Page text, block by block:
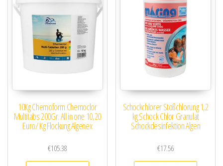
10Kg Chemoform Chemoclor
Multitabs 200Gr. All in one 10,20
Euro/ Kg Flockung Algenex
€105.38
Schockchlorer Stoßchlorung 1,2
kg Schock Chlor Granulat
Schockdesinfektion Algen
€17.56